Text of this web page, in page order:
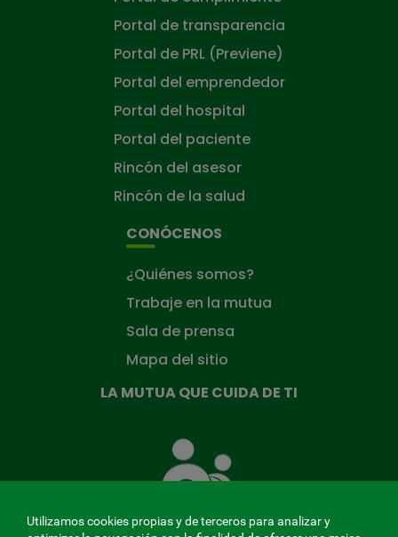
Portal de transparencia
Portal de PRL (Previene)
Portal del emprendedor
Portal del hospital
Portal del paciente
Rincón del asesor
Rincón de la salud
CONÓCENOS
¿Quiénes somos?
Trabaje en la mutua
Sala de prensa
Mapa del sitio
LA MUTUA QUE CUIDA DE TI
Mutua
que
ti
Utilizamos cookies propias y de terceros para analizar y